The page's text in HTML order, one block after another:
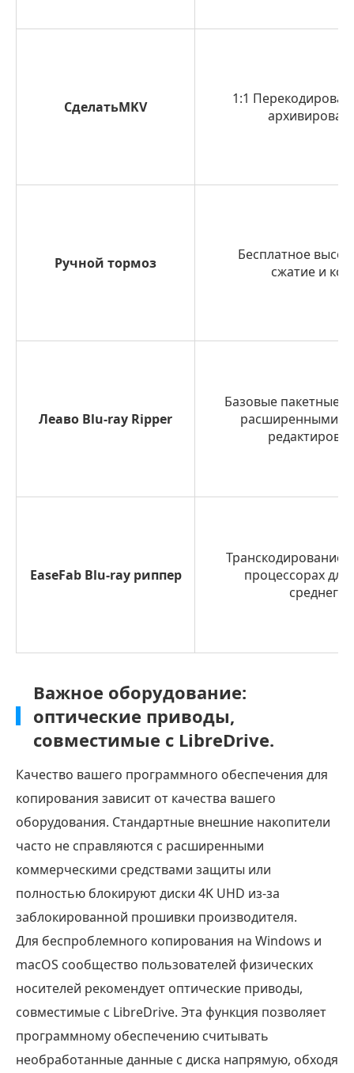
СделатьMKV
1:1
Ручной тормоз
Бесплатное
сжатие и
Леаво Blu-ray Ripper
Базовые пакетные
расширенными
EaseFab Blu-ray риппер
Транскодирование
процессорах
среднего
Важное оборудование:
оптические приводы,
совместимые с LibreDrive.
Качество вашего программного обеспечения для
копирования зависит от качества вашего
оборудования. Стандартные внешние накопители
часто не справляются с расширенными
коммерческими средствами защиты или
полностью блокируют диски 4K UHD из-за
заблокированной прошивки производителя.
Для беспроблемного копирования на Windows и
macOS сообщество пользователей физических
носителей рекомендует оптические приводы,
совместимые с LibreDrive. Эта функция позволяет
программному обеспечению считывать
необработанные данные с диска напрямую, обходя